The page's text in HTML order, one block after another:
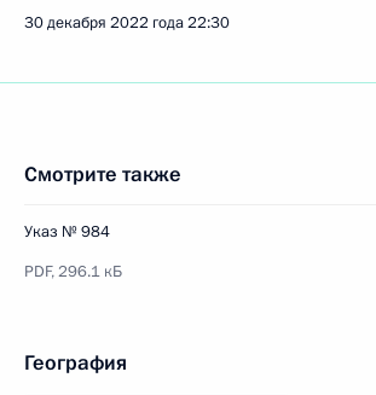
30 декабря 2022 года22:30
Смотрите также
Указ № 984
PDF,296.1 кБ
География